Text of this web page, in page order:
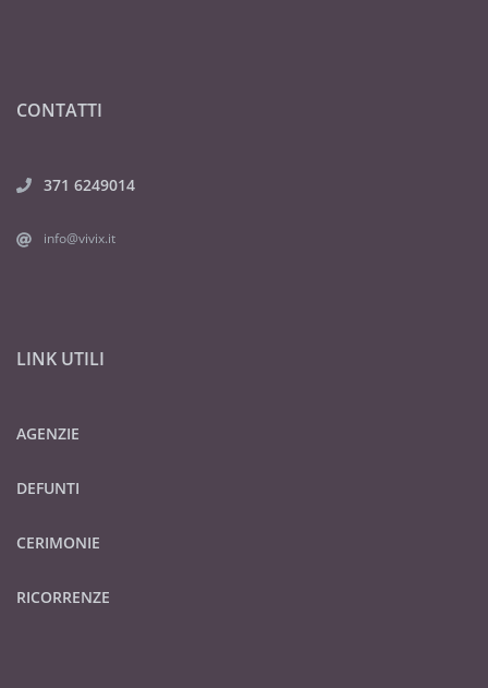
CONTATTI
371 6249014
info@vivix.it
LINK UTILI
AGENZIE
DEFUNTI
CERIMONIE
RICORRENZE